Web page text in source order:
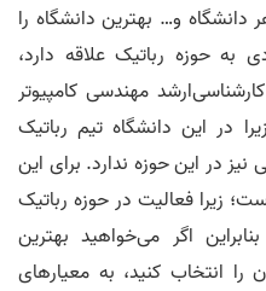
و… بهترین دانشگاه را
به حوزه رباتیک علاقه دارد،
مهندسی کامپیوتر
در این دانشگاه تیم رباتیک
در این حوزه ندارد. برای این
زیرا فعالیت در حوزه رباتیک
اگر می‌خواهید بهترین
را انتخاب کنید، به معیار‌های